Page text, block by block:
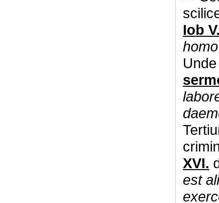
Iob
XVI.
est